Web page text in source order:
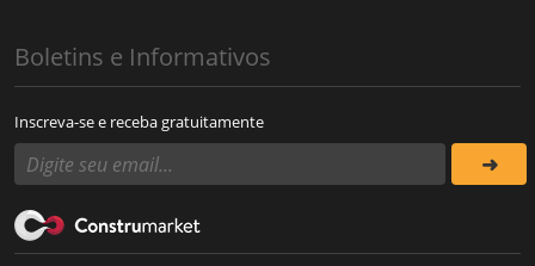
Boletins e Informativos
Inscreva-se e receba gratuitamente